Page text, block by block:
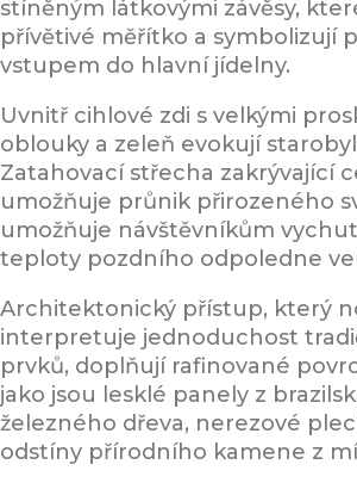
stíněným látkovými závěsy,
přívětivé měřítko a symbolizují
vstupem do hlavní jídelny.
Uvnitř cihlové zdi s velkými
oblouky a zeleň evokují
Zatahovací střecha zakrývající
umožňuje průnik přirozeného
umožňuje návštěvníkům
teploty pozdního odpoledne
Architektonický přístup, který
interpretuje jednoduchost
prvků, doplňují rafinované
jako jsou lesklé panely z
železného dřeva, nerezové
odstíny přírodního kamene z